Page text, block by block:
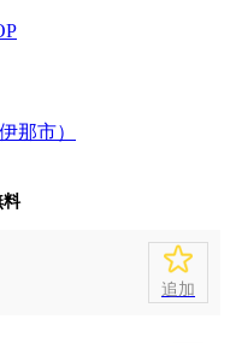
那市）
料
追加